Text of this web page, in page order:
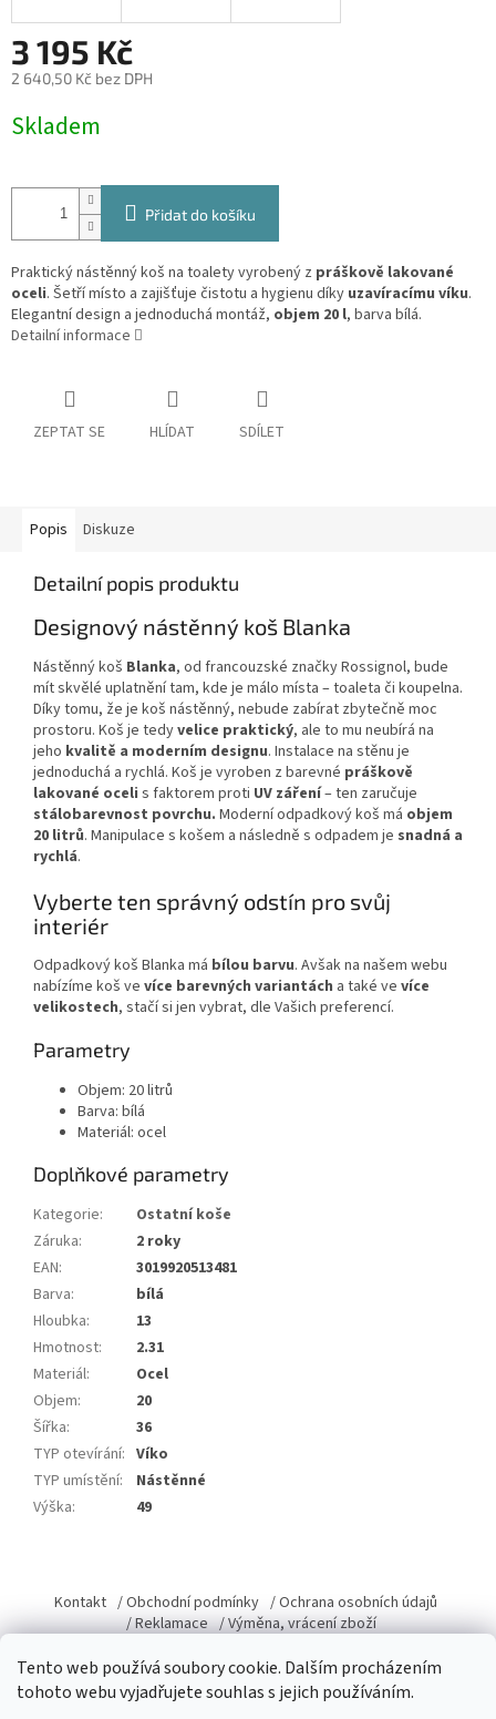
Tento web používá soubory cookie. Dalším procházením
tohoto webu vyjadřujete souhlas s jejich používáním.
3 195 Kč
2 640,50 Kč bez DPH
cena:
Skladem
Přidat do košíku
Praktický nástěnný koš na toalety vyrobený z práškově lakované
oceli. Šetří místo a zajišťuje čistotu a hygienu díky uzavíracímu víku.
Elegantní design a jednoduchá montáž, objem 20 l, barva bílá.
Detailní informace
ZEPTAT SE HLÍDAT SDÍLET
Popis Diskuze
Detailní popis produktu
Designový nástěnný koš Blanka
Nástěnný koš Blanka, od francouzské značky Rossignol, bude
mít skvělé uplatnění tam, kde je málo místa – toaleta či koupelna.
Díky tomu, že je koš nástěnný, nebude zabírat zbytečně moc
prostoru. Koš je tedyvelice praktický, ale to mu neubírá na
jeho kvalitě a moderním designu. Instalace na stěnu je
jednoduchá a rychlá. Koš je vyroben z barevné práškově
lakované oceli s faktorem proti UV záření– ten zaručuje
stálobarevnost povrchu. Moderní odpadkový koš má objem
20 litrů. Manipulace s košem a následně s odpadem je snadná a
rychlá.
Vyberte ten správný odstín pro svůj
interiér
Odpadkový koš Blanka má bílou barvu. Avšak na našem webu
nabízíme koš ve více barevných variantách a také ve více
velikostech, stačí si jen vybrat, dle Vašich preferencí.
Parametry
Objem: 20 litrů
Barva: bílá
Materiál: ocel
Doplňkové parametry
Kategorie:
Ostatní koše
Záruka:
2 roky
EAN:
3019920513481
Barva:
bílá
Hloubka:
13
Hmotnost:
2.31
Materiál:
Ocel
Objem:
20
Šířka:
36
TYP otevírání: Víko
TYP umístění:
Nástěnné
Výška: 49
p
a
Kontakt / Obchodní podmínky / Ochrana osobních údajů
/ Reklamace / Výměna, vrácení zboží